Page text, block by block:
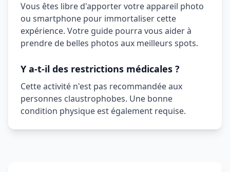
Vous êtes libre d'apporter votre appareil photo
ou smartphone pour immortaliser cette
expérience. Votre guide pourra vous aider à
prendre de belles photos aux meilleurs spots.
Y a-t-il des restrictions médicales ?
Cette activité n'est pas recommandée aux
personnes claustrophobes. Une bonne
condition physique est également requise.